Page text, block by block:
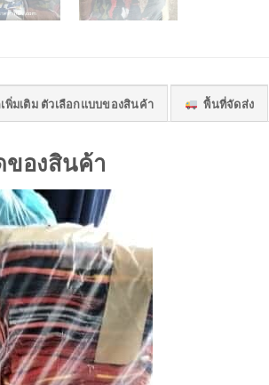
พิ่มเติม ตัวเลือกแบบของสินค้า พื้นที่จัดส่ง
ของสินค้า